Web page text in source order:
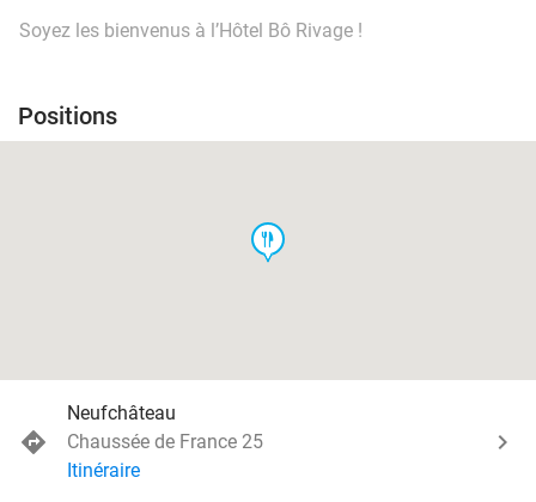
Soyez les bienvenus à l’Hôtel Bô Rivage !
Positions
food
Neufchâteau
Chaussée de France 25
Itinéraire